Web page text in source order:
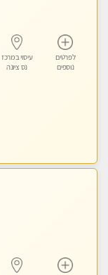
לפרטים
נוספים
עיסוי במרכז
נס ציונה